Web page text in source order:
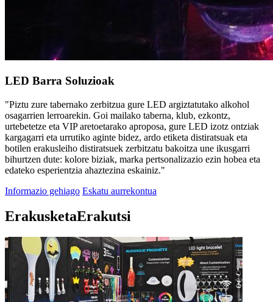
LED Barra Soluzioak
"Piztu zure tabernako zerbitzua gure LED argiztatutako alkohol
osagarrien lerroarekin. Goi mailako taberna, klub, ezkontz,
urtebetetze eta VIP aretoetarako aproposa, gure LED izotz ontziak
kargagarri eta urrutiko aginte bidez, ardo etiketa distiratsuak eta
botilen erakusleiho distiratsuek zerbitzatu bakoitza une ikusgarri
bihurtzen dute: kolore biziak, marka pertsonalizazio ezin hobea eta
edateko esperientzia ahaztezina eskainiz."
Informazio gehiago Eskatu aurrekontua
ErakusketaErakutsi